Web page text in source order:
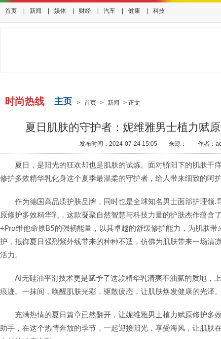
首页 新闻 娱体 财经 汽车 健康 科技
时尚热线 主页 > 首页 > 新闻 > 正文
夏日肌肤的守护者：妮维雅男士植力赋
发布时间：2024-07-24 15:05 来源： 作者：
夏日，是阳光的狂欢却也是肌肤的试炼。面对骄阳下的肌肤干
修护多效精华乳化身这个夏季最温柔的守护者，给人带来细致的呵
作为德国高品质护肤品牌，同时也是全球知名男士面部护理领.
原修护多效精华乳，这款凝聚自然智慧与科技力量的护肤杰作蕴含
+Pro维他命原B5的强韧能量，以其卓越的舒缓修护能力，为肌肤带
护，抵御夏日强烈紫外线带来的种种不适，仿佛为肌肤带来一场清
活力。
AI无硅油平滑技术更是赋予了这款精华乳清爽不油腻的质地，
痕迹。一抹间，唤醒肌肤光彩，驱散疲态，让肌肤焕发健康的光泽
充满热情的夏日篇章已然翻开，让妮维雅男士植力赋原修护多
助手，在这个热情奔放的季节，一起迎接阳光，享受海风，让肌肤